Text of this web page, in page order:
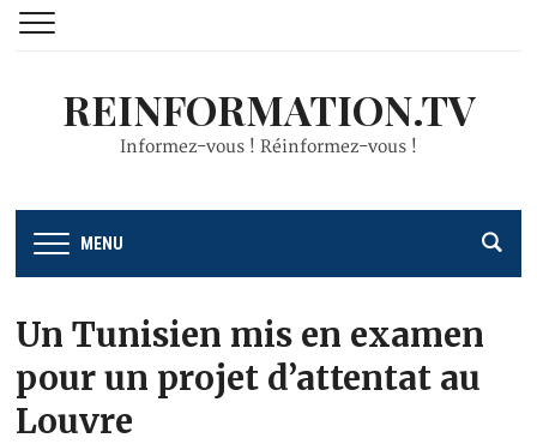
REINFORMATION.TV
Informez-vous ! Réinformez-vous !
MENU
Un Tunisien mis en examen
pour un projet d’attentat au
Louvre